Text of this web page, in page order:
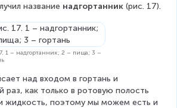
название надгортанник (рис. 17).
1 – надгортанник; 2 – пища; 3 –
над входом в гортань и
раз, как только в ротовую полость
жидкость, поэтому мы можем есть и